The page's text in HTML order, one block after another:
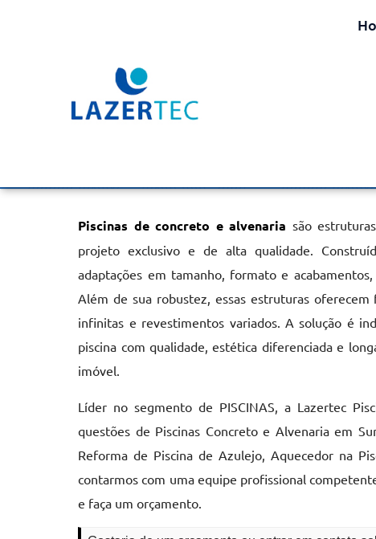
Piscinas Concreto e
Piscinas de concreto e alvenaria são
projeto exclusivo e de alta qualidade.
adaptações em tamanho, formato e
Além de sua robustez, essas estruturas
infinitas e revestimentos variados. A solução é
piscina com qualidade, estética diferenciada e
imóvel.
Líder no segmento de PISCINAS, a Lazertec
questões de Piscinas Concreto e Alvenaria em
Reforma de Piscina de Azulejo, Aquecedor na
contarmos com uma equipe profissional
e faça um orçamento.